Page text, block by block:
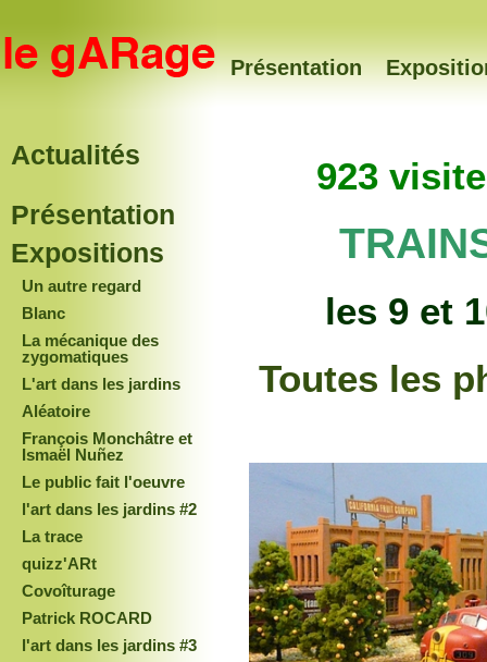
Présentation
Actualités
Présentation
Expositions
Un autre regard
Blanc
La mécanique des
zygomatiques
L'art dans les jardins
Aléatoire
François Monchâtre et
Ismaël Nuñez
Le public fait l'oeuvre
l'art dans les jardins #2
La trace
quizz'ARt
Covoîturage
Patrick ROCARD
l'art dans les jardins #3
923
les 9 et
Toutes les